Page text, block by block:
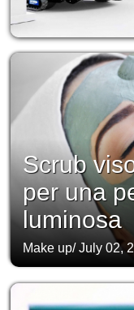
Scrub
per una
luminosa
Make up/July 02,